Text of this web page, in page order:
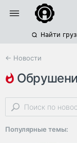
Найти
← Новости
обрушение
суд
Популярные темы: